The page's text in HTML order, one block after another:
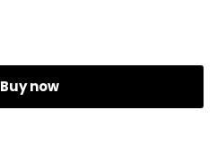
Buy now